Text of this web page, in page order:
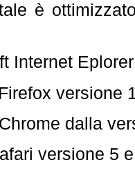
è
Internet
versione
dalla
versione 5